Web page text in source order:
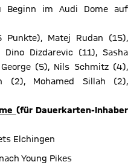
im Audi Dome auf
Punkte), Matej Rudan (15),
Dizdarevic (11), Sasha
(5), Nils Schmitz (4),
(2), Mohamed Sillah (2),
(für Dauerkarten-Inhaber
Elchingen
Young Pikes